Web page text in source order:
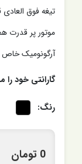
تیغه فوق
موتور پر قدرت
آرگونومیک خاص
گارانتی خود
رنگ:
0 تومان